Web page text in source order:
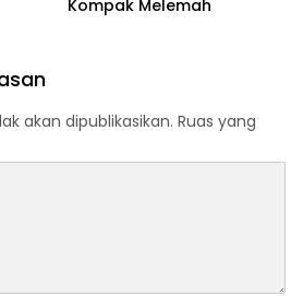
Kompak Melemah
akan dipublikasikan. Ruas yang